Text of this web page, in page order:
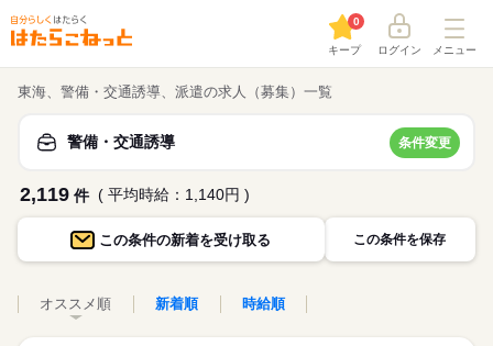
キープ
0
ログイン メニュー
東海、警備・交通誘導、派遣の求人（募集）一覧
警備・交通誘導 条件変更
2,119 件 ( 平均時給：1,140円 )
この条件の新着を受け取る この条件を保存
オススメ順 新着順 時給順